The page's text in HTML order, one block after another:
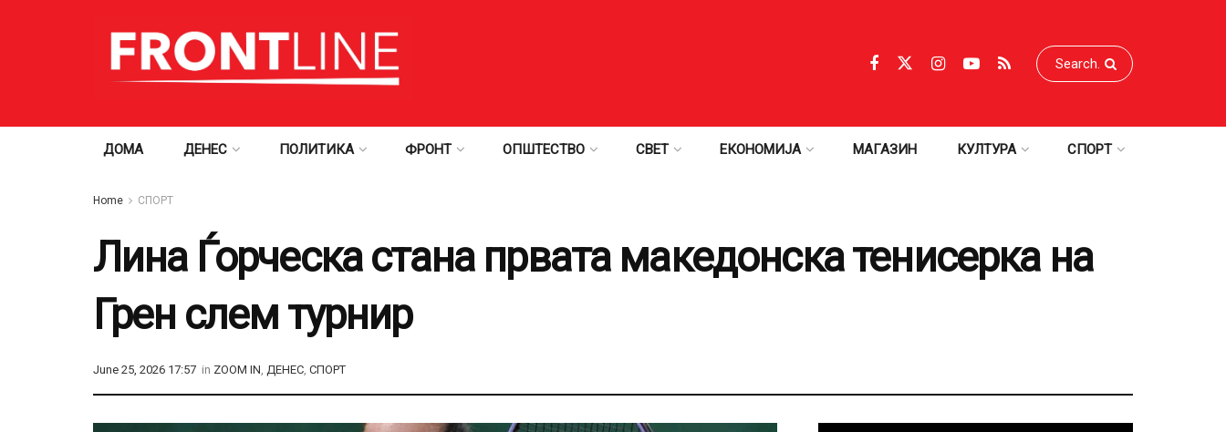
ДОМА ДЕНЕС ПОЛИТИКА ФРОНТ ОПШТЕСТВО СВЕТ ЕКОНОМИЈА МАГАЗИН КУЛТУРА СПОРТ
Home СПОРТ
Лина Ѓорческа стана првата македонска тенисерка на
Грен слем турнир
June 25, 2026 17:57 in ZOOM IN, ДЕНЕС, СПОРТ